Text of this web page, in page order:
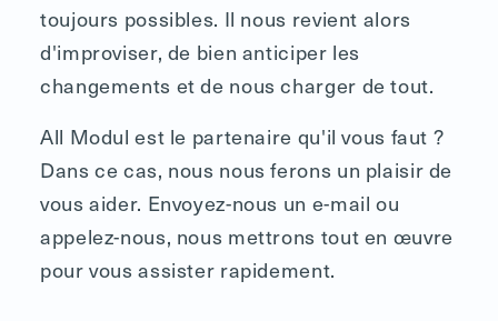
toujours possibles. Il nous revient alors
d'improviser, de bien anticiper les
changements et de nous charger de tout.
All Modul est le partenaire qu'il vous faut ?
Dans ce cas, nous nous ferons un plaisir de
vous aider. Envoyez-nous un e-mail ou
appelez-nous, nous mettrons tout en œuvre
pour vous assister rapidement.